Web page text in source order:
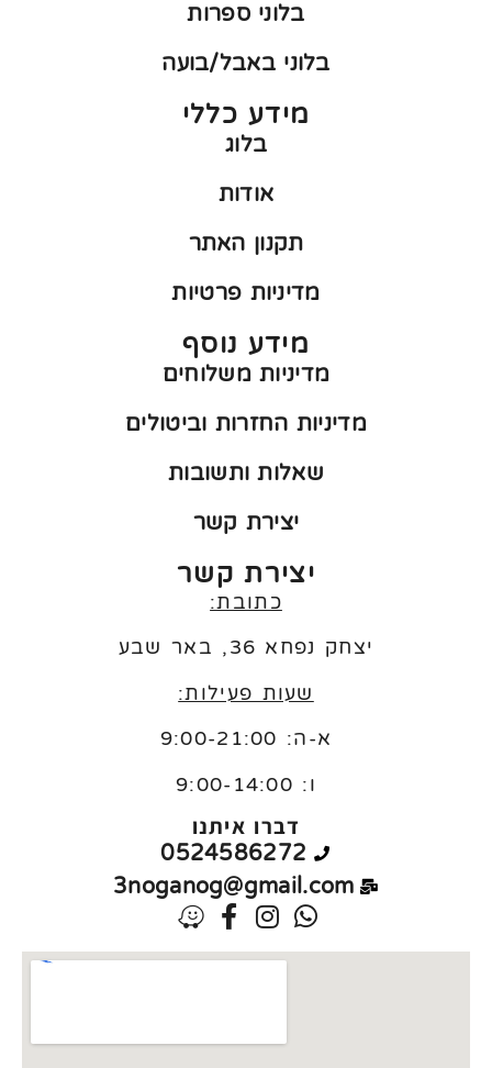
בלוני ספרות
בלוני באבל/בועה
מידע כללי
בלוג
אודות
תקנון האתר
מדיניות פרטיות
מידע נוסף
מדיניות משלוחים
מדיניות החזרות וביטולים
שאלות ותשובות
יצירת קשר
יצירת קשר
כתובת:
יצחק נפחא 36, באר שבע
שעות פעילות:
א-ה: 9:00-21:00
ו: 9:00-14:00
דברו איתנו
0524586272
3noganog@gmail.com